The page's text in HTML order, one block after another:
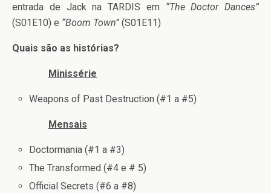
entrada de Jack na TARDIS em “The Doctor Dances”
(S01E10) e “Boom Town” (S01E11)
Quais são as histórias?
Minissérie
Weapons of Past Destruction (#1 a #5)
Mensais
Doctormania (#1 a #3)
The Transformed (#4 e # 5)
Official Secrets (#6 a #8)